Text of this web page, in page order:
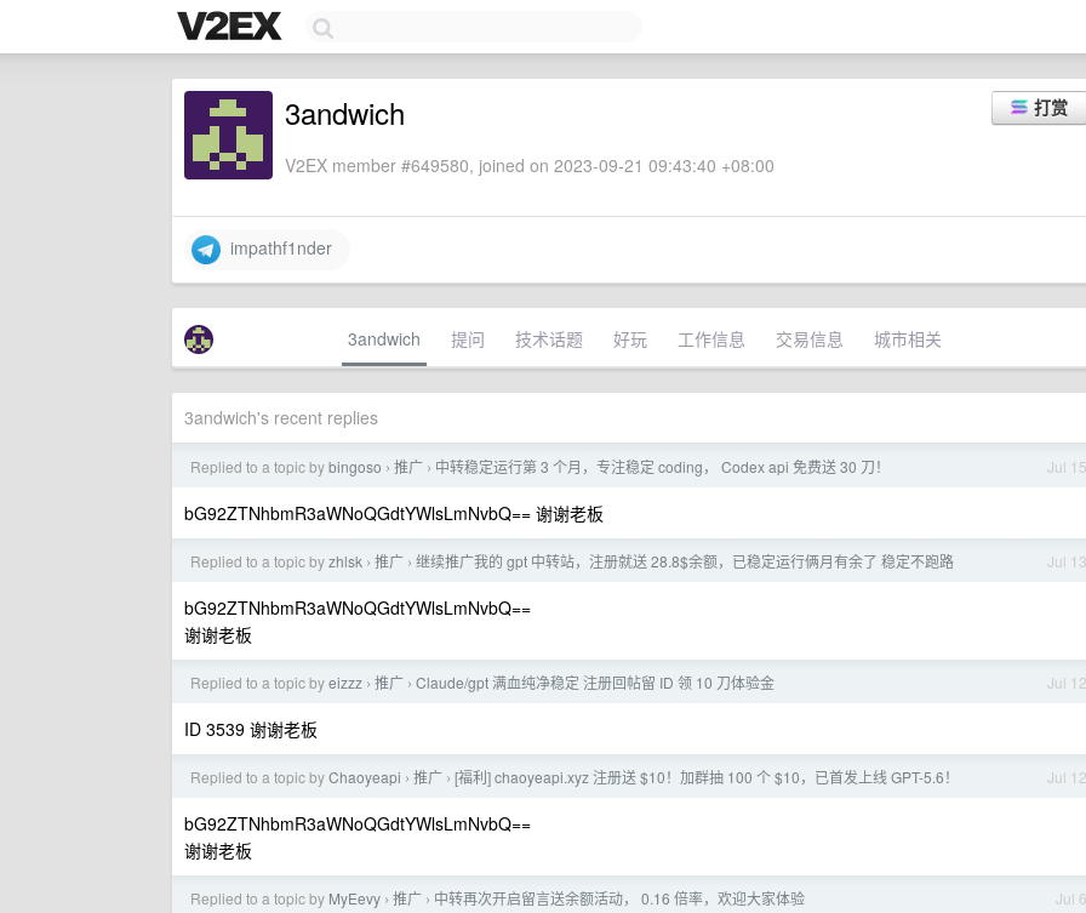
打赏
3andwich
V2EX member #649580, joined on 2023-09-21 09:43:40 +08:00
impathf1nder
3andwich 提问 技术话题 好玩 工作信息 交易信息 城市相关
3andwich's recent replies
Jul 15
Replied to a topic bybingoso › 推广 › 中转稳定运行第 3 个月，专注稳定 coding， Codex api 免费送 30 刀！
bG92ZTNhbmR3aWNoQGdtYWlsLmNvbQ== 谢谢老板
Jul 13
Replied to a topic byzhlsk › 推广 › 继续推广我的 gpt 中转站，注册就送 28.8$余额，已稳定运行俩月有余了 稳定不跑路
bG92ZTNhbmR3aWNoQGdtYWlsLmNvbQ==
谢谢老板
Jul 12
Replied to a topic byeizzz › 推广 › Claude/gpt 满血纯净稳定 注册回帖留 ID 领 10 刀体验金
ID 3539 谢谢老板
Jul 12
Replied to a topic byChaoyeapi › 推广 › [福利] chaoyeapi.xyz 注册送 $10！加群抽 100 个 $10，已首发上线 GPT-5.6！
bG92ZTNhbmR3aWNoQGdtYWlsLmNvbQ==
谢谢老板
Jul 6
Replied to a topic by MyEevy › 推广 › 中转再次开启留言送余额活动， 0.16 倍率，欢迎大家体验